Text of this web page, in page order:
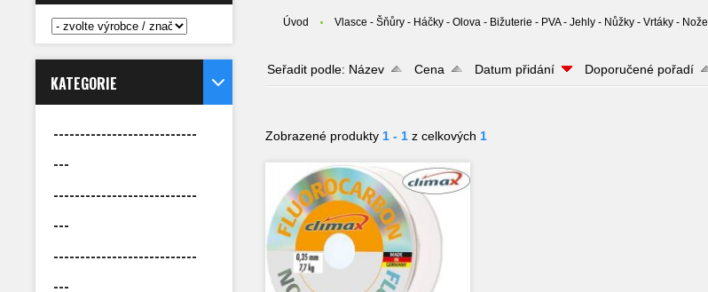
KATEGORIE
---------------------------
---
---------------------------
---
---------------------------
---
Úvod Vlasce - Šňůry - Háčky - Olova - Bižuterie - PVA - Jehly - Nůžky - Vrtáky - Nože
Seřadit podle: Název Cena Datum přidání Doporučené pořadí
Zobrazené produkty 1 - 1 z celkových 1